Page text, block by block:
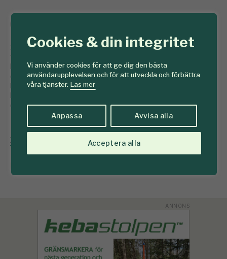
Cookies & din integritet
Vi använder cookies för att ge dig den bästa
användarupplevelsen och för att utveckla och förbättra
våra tjänster. Läs mer
Anpassa Avvisa alla
Acceptera alla
Ohyggliga hyggen?
12 januari 2016 Att se på hygget som en lösryckt
företeelse håller inte. Det är en fas i skogens
kretslopp, inte ett konstant tillstånd för tid och
evighet. Det skriver Marianne Eriksson,
hemmahörande på LRF samt styrelseledamot i
Föreningen Skogen. Hon nämner också vikten en god
dialog mellan skogens olika verksamheter.
Läs Marianne Erikssons blogg här